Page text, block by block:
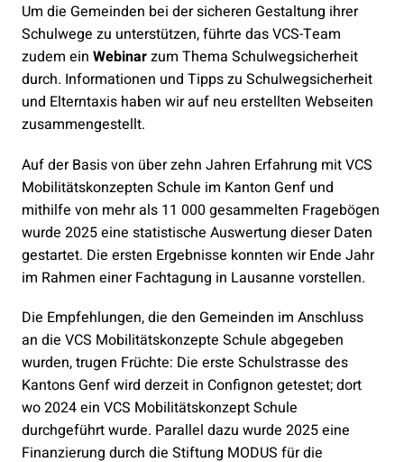
Um die Gemeinden bei der sicheren Gestaltung ihrer
Schulwege zu unterstützen, führte das VCS-Team
zudem ein Webinarzum Thema Schulwegsicherheit
durch. Informationen und Tipps zu Schulwegsicherheit
und Elterntaxis haben wir auf neu erstellten Webseiten
zusammengestellt.
Auf der Basis von über zehn Jahren Erfahrung mit VCS
Mobilitätskonzepten Schule im Kanton Genf und
mithilfe von mehr als 11 000 gesammelten Fragebögen
wurde 2025 eine statistische Auswertung dieser Daten
gestartet. Die ersten Ergebnisse konnten wir Ende Jahr
im Rahmen einer Fachtagung in Lausanne vorstellen.
Die Empfehlungen, die den Gemeinden im Anschluss
an die VCS Mobilitätskonzepte Schule abgegeben
wurden, trugen Früchte: Die erste Schulstrasse des
Kantons Genf wird derzeit in Confignon getestet; dort
wo 2024 ein VCS Mobilitätskonzept Schule
durchgeführt wurde. Parallel dazu wurde 2025 eine
Finanzierung durch die Stiftung MODUS für die